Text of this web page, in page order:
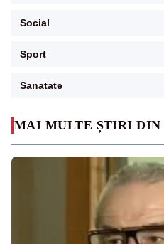
MAI MULTE ȘTIRI DIN
Social
Sport
Sanatate